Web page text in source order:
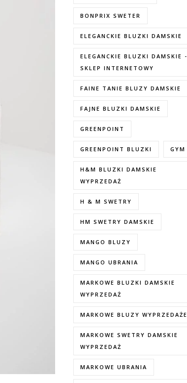
BONPRIX SWETER
ELEGANCKIE BLUZKI DAMSKIE
ELEGANCKIE BLUZKI DAMSKIE -
SKLEP INTERNETOWY
FAINE TANIE BLUZY DAMSKIE
FAJNE BLUZKI DAMSKIE
GREENPOINT
GREENPOINT BLUZKI GYM
H&M BLUZKI DAMSKIE
WYPRZEDAŻ
H & M SWETRY
HM SWETRY DAMSKIE
MANGO BLUZY
MANGO UBRANIA
MARKOWE BLUZKI DAMSKIE
WYPRZEDAŻ
MARKOWE BLUZY WYPRZEDAŻE
MARKOWE SWETRY DAMSKIE
WYPRZEDAŻ
MARKOWE UBRANIA